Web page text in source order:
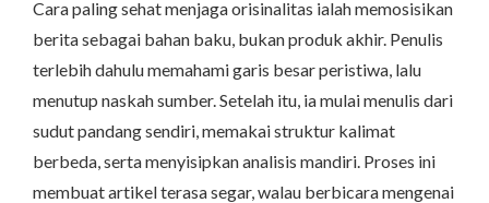
Cara paling sehat menjaga orisinalitas ialah memosisikan
berita sebagai bahan baku, bukan produk akhir. Penulis
terlebih dahulu memahami garis besar peristiwa, lalu
menutup naskah sumber. Setelah itu, ia mulai menulis dari
sudut pandang sendiri, memakai struktur kalimat
berbeda, serta menyisipkan analisis mandiri. Proses ini
membuat artikel terasa segar, walau berbicara mengenai